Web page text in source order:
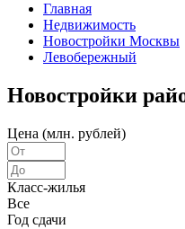
Главная
Недвижимость
Новостройки Москвы
Левобережный
Новостройки
Цена (млн. рублей)
Класс-жилья
Все
Год сдачи